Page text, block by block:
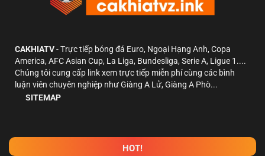
CAKHIATV- Trực tiếp bóng đá Euro, Ngoại Hạng Anh, Copa
America, AFC Asian Cup, La Liga, Bundesliga, Serie A, Ligue 1....
Chúng tôi cung cấp link xem trực tiếp miễn phí cùng các bình
luận viên chuyên nghiệp như Giàng A Lử, Giàng A Phò...
SITEMAP
HOT!